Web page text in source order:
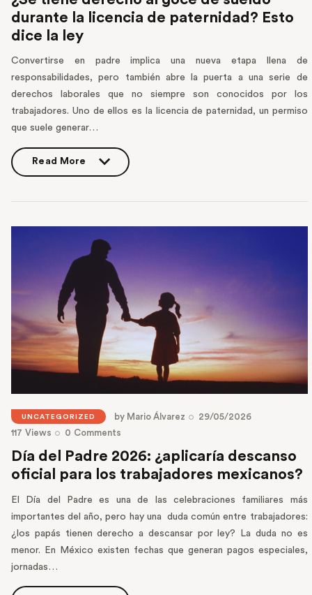
durante la licencia de paternidad? Esto
dice la ley
Convertirse en padre implica una nueva etapa llena de
responsabilidades, pero también abre la puerta a una serie de
derechos laborales que no siempre son conocidos por los
trabajadores. Uno de ellos es la licencia de paternidad, un permiso
que suele generar…
Read More
UNCATEGORIZED by Mario Álvarez
29/05/2026
117 Views 0 Comments
Día del Padre 2026: ¿aplicaría descanso
oficial para los trabajadores mexicanos?
El Día del Padre es una de las celebraciones familiares más
importantes del año, pero hay una duda común entre trabajadores:
¿los papás tienen derecho a descansar por ley? La duda no es
menor. En México existen fechas que generan pagos especiales,
jornadas…